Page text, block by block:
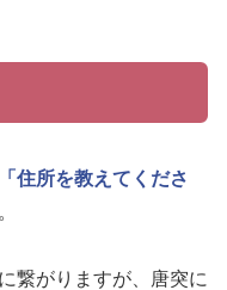
「住所を教えてくださ
繋がりますが、唐突に